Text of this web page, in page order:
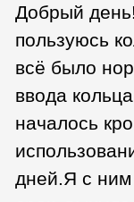
Добрый
пользуюсь
всё было
ввода
началось
дней.Я с